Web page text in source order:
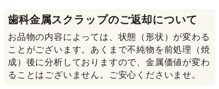
歯科金属スクラップのご返却について
お品物の内容によっては、状態（形状）が変わる
ことがございます。あくまで不純物を前処理（焼
成）後に分析しておりますので、金属価値が変わ
ることはございません。ご安心くださいませ。